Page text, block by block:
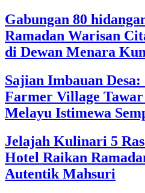
Gabungan 80
Ramadan Warisan
di Dewan Menara
Sajian Imbauan
Farmer Village
Melayu Istimewa
Jelajah Kulinari 5
Hotel Raikan
Autentik Mahsuri